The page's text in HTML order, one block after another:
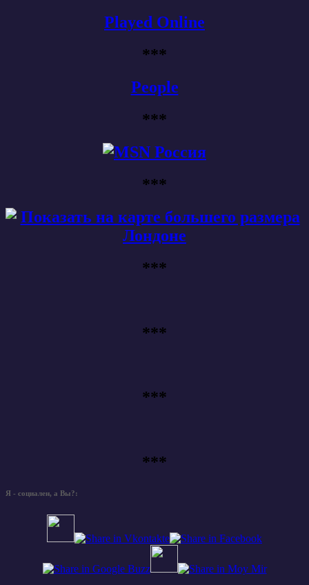
Played Online
***
People
***
***
***
***
***
***
Я - социален, а Вы?: